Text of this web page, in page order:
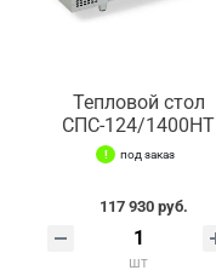
Тепловой стол
СПС-124/1400НТ
под заказ
117 930 руб.
шт